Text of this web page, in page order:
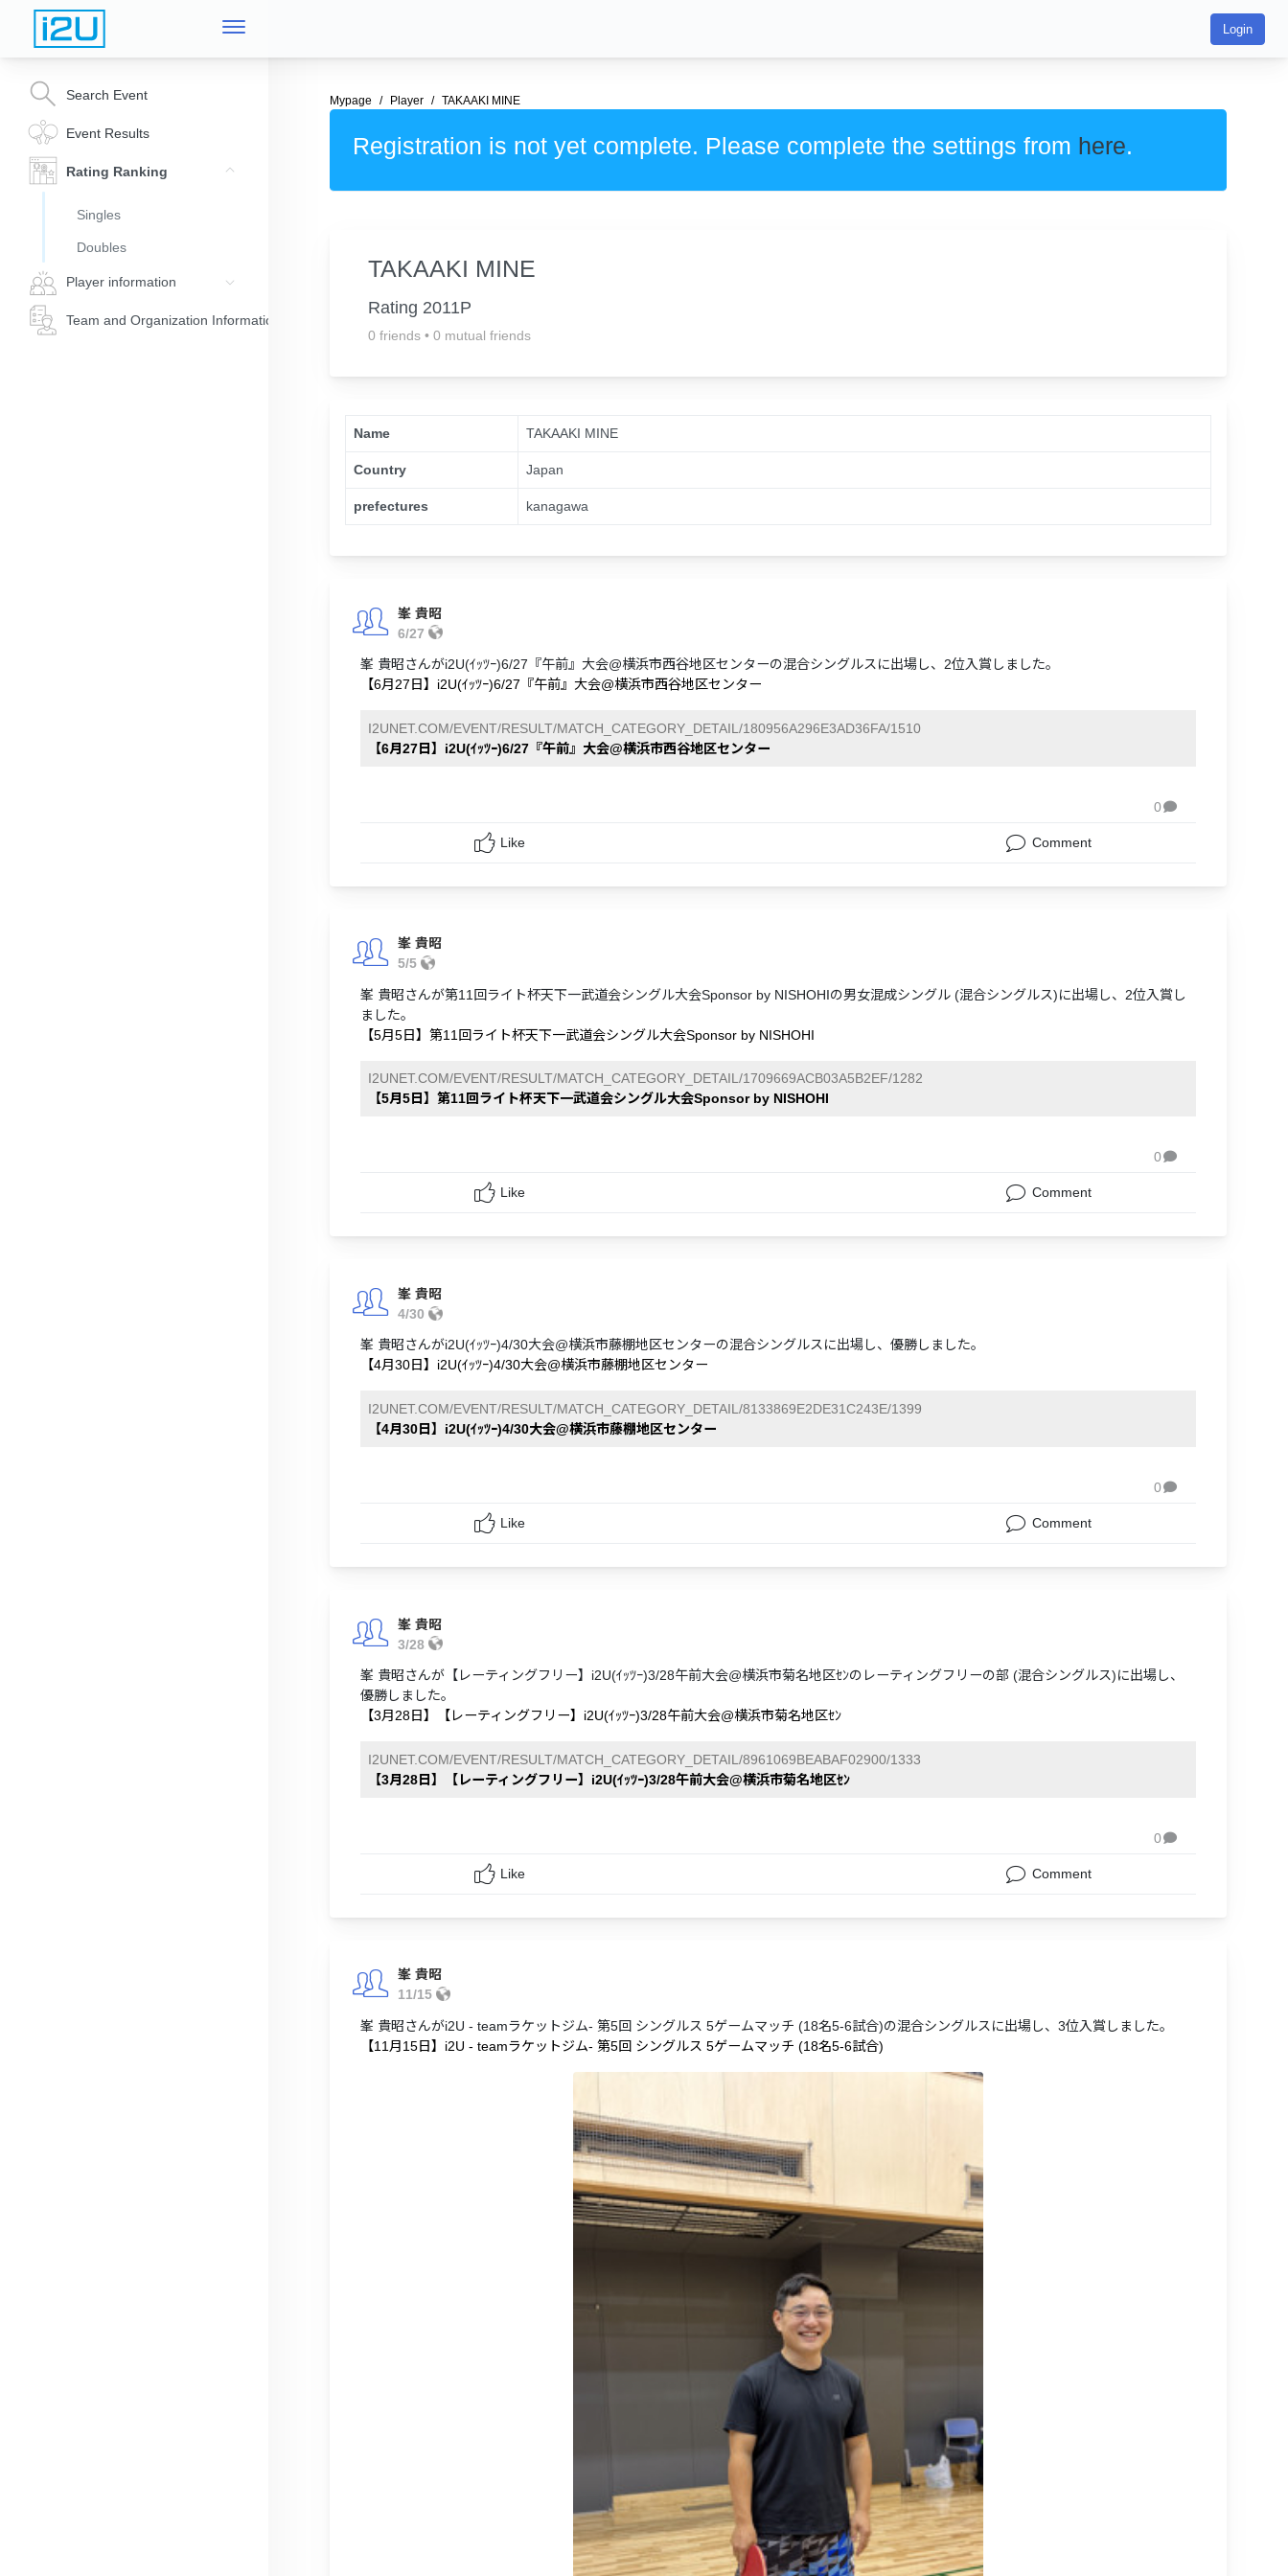
Login
Search Event
Event Results
Rating Ranking
Singles
Doubles
Player information
Team and Organization Information
Mypage Player TAKAAKI MINE
Registration is not yet complete. Please complete the settings from here.
TAKAAKI MINE
Rating 2011P
0 friends • 0 mutual friends
Name TAKAAKI MINE
Country Japan
prefectures kanagawa
峯 貴昭
6/27
峯 貴昭さんがi2U(ｲｯﾂｰ)6/27『午前』大会@横浜市西谷地区センターの混合シングルスに出場し、2位入賞しました。
【6月27日】i2U(ｲｯﾂｰ)6/27『午前』大会@横浜市西谷地区センター
I2UNET.COM/EVENT/RESULT/MATCH_CATEGORY_DETAIL/180956A296E3AD36FA/1510
【6月27日】i2U(ｲｯﾂｰ)6/27『午前』大会@横浜市西谷地区センター
0
Like Comment
峯 貴昭
5/5
峯 貴昭さんが第11回ライト杯天下一武道会シングル大会Sponsor by NISHOHIの男女混成シングル (混合シングルス)に出場し、2位入賞し
ました。
【5月5日】第11回ライト杯天下一武道会シングル大会Sponsor by NISHOHI
I2UNET.COM/EVENT/RESULT/MATCH_CATEGORY_DETAIL/1709669ACB03A5B2EF/1282
【5月5日】第11回ライト杯天下一武道会シングル大会Sponsor by NISHOHI
0
Like Comment
峯 貴昭
4/30
峯 貴昭さんがi2U(ｲｯﾂｰ)4/30大会@横浜市藤棚地区センターの混合シングルスに出場し、優勝しました。
【4月30日】i2U(ｲｯﾂｰ)4/30大会@横浜市藤棚地区センター
I2UNET.COM/EVENT/RESULT/MATCH_CATEGORY_DETAIL/8133869E2DE31C243E/1399
【4月30日】i2U(ｲｯﾂｰ)4/30大会@横浜市藤棚地区センター
0
Like Comment
峯 貴昭
3/28
峯 貴昭さんが【レーティングフリー】i2U(ｲｯﾂｰ)3/28午前大会@横浜市菊名地区ｾﾝのレーティングフリーの部 (混合シングルス)に出場し、
優勝しました。
【3月28日】【レーティングフリー】i2U(ｲｯﾂｰ)3/28午前大会@横浜市菊名地区ｾﾝ
I2UNET.COM/EVENT/RESULT/MATCH_CATEGORY_DETAIL/8961069BEABAF02900/1333
【3月28日】【レーティングフリー】i2U(ｲｯﾂｰ)3/28午前大会@横浜市菊名地区ｾﾝ
0
Like Comment
峯 貴昭
11/15
峯 貴昭さんがi2U - teamラケットジム- 第5回 シングルス 5ゲームマッチ (18名5-6試合)の混合シングルスに出場し、3位入賞しました。
【11月15日】i2U - teamラケットジム- 第5回 シングルス 5ゲームマッチ (18名5-6試合)